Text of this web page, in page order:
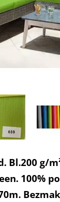
Bl.200 g/
100%